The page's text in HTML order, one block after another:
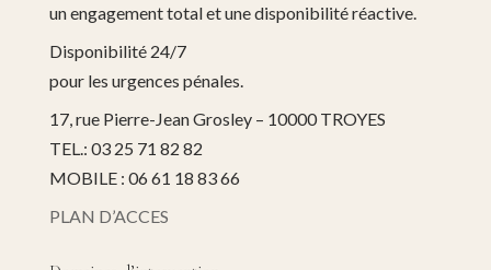
un engagement total et une disponibilité réactive.
Disponibilité 24/7
pour les urgences pénales.
17, rue Pierre-Jean Grosley – 10000 TROYES
TEL.: 03 25 71 82 82
MOBILE : 06 61 18 83 66
PLAN D’ACCES